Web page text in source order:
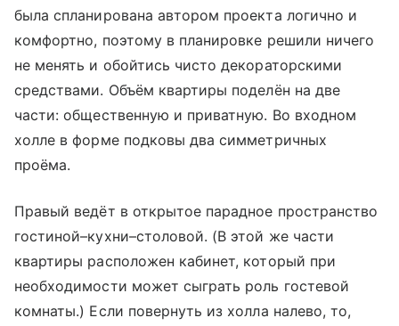
была спланирована автором проекта логично и
комфортно, поэтому в планировке решили ничего
не менять и обойтись чисто декораторскими
средствами. Объём квартиры поделён на две
части: общественную и приватную. Во входном
холле в форме подковы два симметричных
проёма.
Правый ведёт в открытое парадное пространство
гостиной–кухни–столовой. (В этой же части
квартиры расположен кабинет, который при
необходимости может сыграть роль гостевой
комнаты.) Если повернуть из холла налево, то,